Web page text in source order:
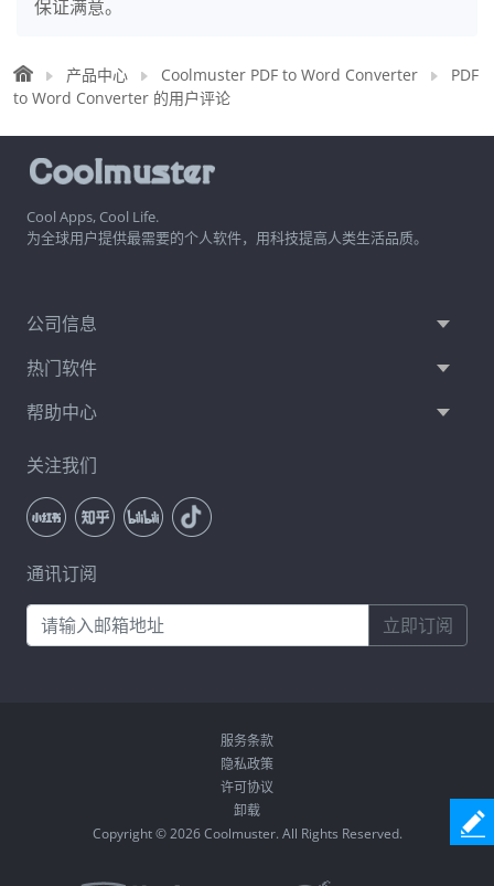
保证满意。
产品中心 Coolmuster PDF to Word Converter
PDF
to Word Converter 的用户评论
Cool Apps, Cool Life.
为全球用户提供最需要的个人软件，用科技提高人类生活品质。
公司信息
热门软件
帮助中心
关注我们
通讯订阅
立即订阅
服务条款
隐私政策
许可协议
卸载
Copyright © 2026 Coolmuster. All Rights Reserved.